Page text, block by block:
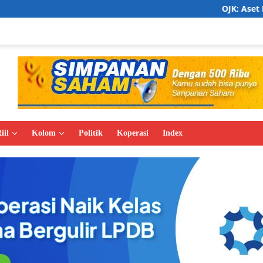
OJK: Aset Keuangan
Kolom Politik Koperasi Index